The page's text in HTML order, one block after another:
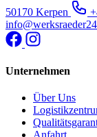
50170 Kerpen
Unternehmen
Über Uns
Anfahrt